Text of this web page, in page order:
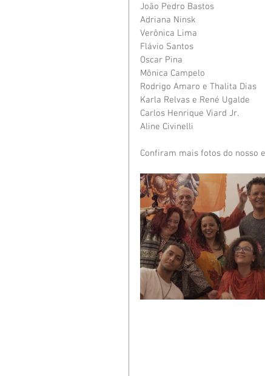
João Pedro Bastos
Adriana Ninsk
Verônica Lima
Flávio Santos
Oscar Pina
Mônica Campelo
Rodrigo Amaro e Thalita Dias
Karla Relvas e René Ugalde
Carlos Henrique Viard Jr.
Aline Civinelli
Confiram mais fotos do nosso